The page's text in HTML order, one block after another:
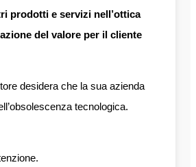
prodotti e servizi nell’ottica
del valore per il cliente
desidera che la sua azienda
tecnologica.